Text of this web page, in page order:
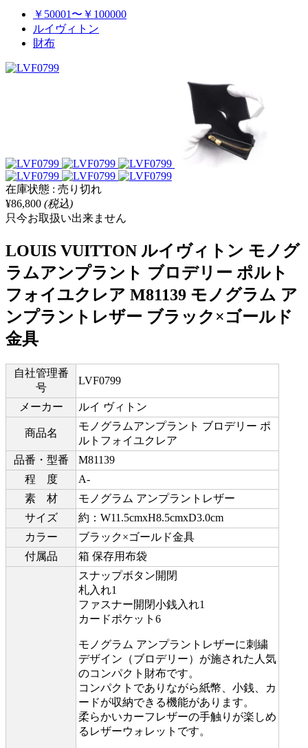
￥50001〜￥100000
ルイヴィトン
財布
在庫状態 : 売り切れ
¥86,800 (税込)
只今お取扱い出来ません
LOUIS VUITTON ルイヴィトン モノグ
ラムアンプラント ブロデリー ポルト
フォイユクレア M81139 モノグラム ア
ンプラントレザー ブラック×ゴールド
金具
自社管理番
号
LVF0799
メーカー ルイ ヴィトン
商品名
モノグラムアンプラント ブロデリー ポ
ルトフォイユクレア
品番・型番
M81139
程 度
A-
素 材
モノグラム アンプラントレザー
サイズ
約：W11.5cmxH8.5cmxD3.0cm
カラー
ブラック×ゴールド金具
付属品
箱 保存用布袋
スナップボタン開閉
札入れ1
ファスナー開閉小銭入れ1
カードポケット6
モノグラム アンプラントレザーに刺繍
デザイン（ブロデリー）が施された人気
のコンパクト財布です。
コンパクトでありながら紙幣、小銭、カ
ードが収納できる機能があります。
柔らかいカーフレザーの手触りが楽しめ
るレザーウォレットです。